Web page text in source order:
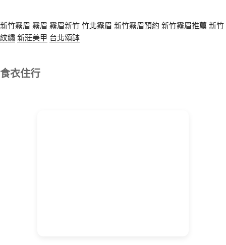
新竹霧眉 霧眉 霧眉新竹竹北霧眉 新竹霧眉預約 新竹霧眉推薦 新竹
紋繡新莊美甲 台北頌缽
食衣住行